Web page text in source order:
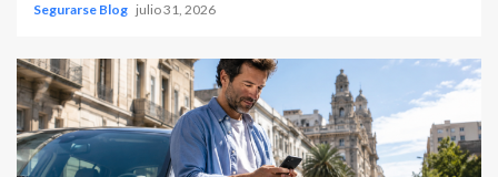
Segurarse Blog julio 31, 2026